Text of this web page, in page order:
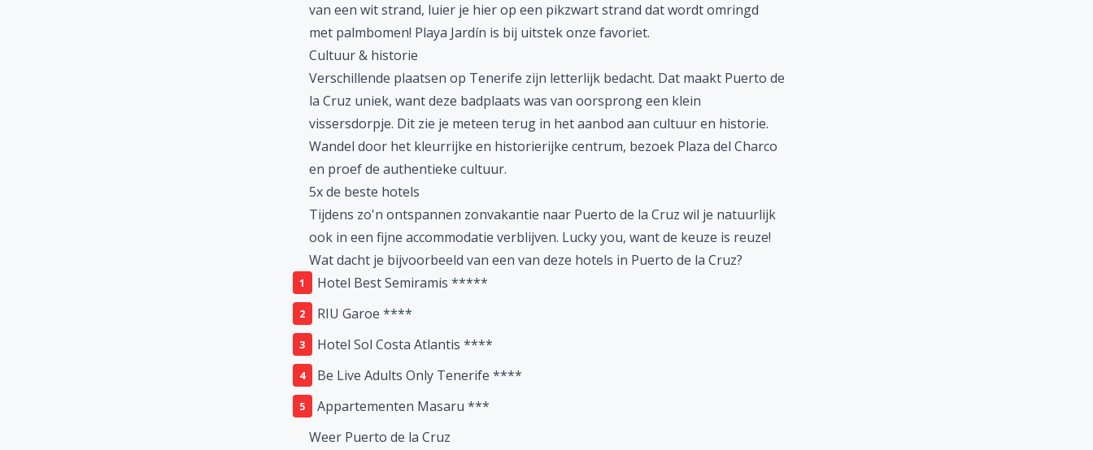
van een wit strand, luier je hier op een pikzwart strand dat wordt omringd
met palmbomen! Playa Jardín is bij uitstek onze favoriet.
Cultuur & historie
Verschillende plaatsen op Tenerife zijn letterlijk bedacht. Dat maakt Puerto de
la Cruz uniek, want deze badplaats was van oorsprong een klein
vissersdorpje. Dit zie je meteen terug in het aanbod aan cultuur en historie.
Wandel door het kleurrijke en historierijke centrum, bezoek Plaza del Charco
en proef de authentieke cultuur.
5x de beste hotels
Tijdens zo'n ontspannen zonvakantie naar Puerto de la Cruz wil je natuurlijk
ook in een fijne accommodatie verblijven. Lucky you, want de keuze is reuze!
Wat dacht je bijvoorbeeld van een van deze hotels in Puerto de la Cruz?
Hotel Best Semiramis *****
RIU Garoe ****
Hotel Sol Costa Atlantis ****
Be Live Adults Only Tenerife ****
Appartementen Masaru ***
Weer Puerto de la Cruz